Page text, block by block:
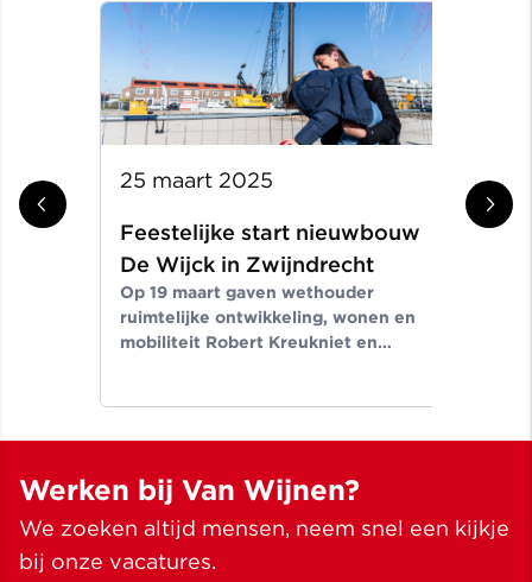
25 maart 2025
Feestelijke start nieuwbouw
De Wijck in Zwijndrecht
Op 19 maart gaven wethouder
ruimtelijke ontwikkeling, wonen en
mobiliteit Robert Kreukniet en
31
Werken bij Van Wijnen?
We zoeken altijd mensen, neem snel een kijkje
bij onze vacatures.